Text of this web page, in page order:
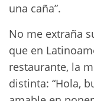
una caña”.
No me extraña
que en
restaurante, la
distinta: “Hola,